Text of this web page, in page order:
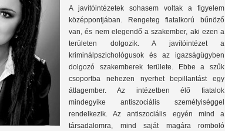
A javítóintézetek sohasem voltak a figyelem
középpontjában. Rengeteg fiatalkorú bűnöző
van, és nem elegendő a szakember, aki ezen a
területen dolgozik. A javítóintézet a
kriminálpszichológusok és az igazságügyben
dolgozó szakemberek területe. Ebbe a szűk
csoportba nehezen nyerhet bepillantást egy
átlagember. Az intézetben élő fiatalok
mindegyike antiszociális személyiséggel
rendelkezik. Az antiszociális egyén mind a
társadalomra, mind saját magára romboló